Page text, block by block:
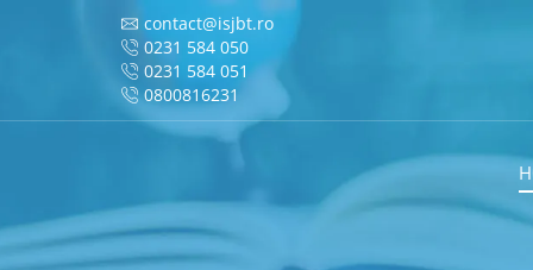
contact@isjbt.ro
0231 584 050
0231 584 051
0800816231